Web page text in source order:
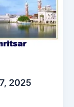
2025